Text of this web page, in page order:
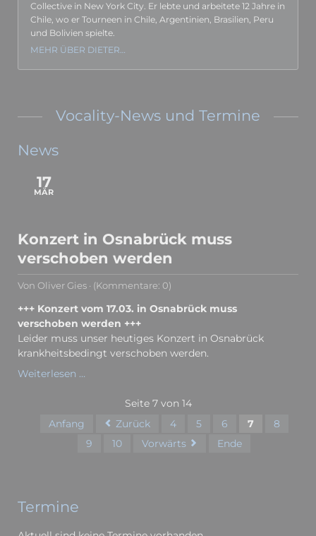
Collec­tive in New York City. Er lebte und arbeitete 12 Jahre in
Chile, wo er Tourneen in Chile, Argen­tinien, Brasi­lien, Peru
und Bolivien spielte.
MEHR ÜBER DIETER…
Vocality-News und Termine
News
17
MÄR
Konzert in Osnabrück muss
verschoben werden
Von Oliver Gies · (Kommentare: 0)
+++ Konzert vom 17.03. in Osnabrück muss
verschoben werden +++
Leider muss unser heutiges Konzert in Osnabrück
krankheitsbedingt verschoben werden.
Weiterlesen …Konzert
Osnabrück
muss
werden
Seite 7 von 14
Anfang
Zurück 4 5 6 7
8
9
10 Vorwärts Ende
Termine